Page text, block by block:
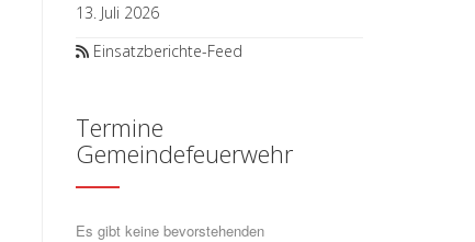
13. Juli 2026
Einsatzberichte-Feed
Termine
Gemeindefeuerwehr
Es gibt keine bevorstehenden